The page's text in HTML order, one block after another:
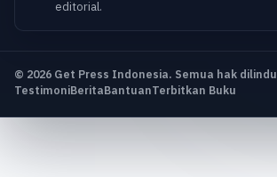
editorial.
© 2026 Get Press Indonesia. Semua hak
TestimoniBeritaBantuanTerbitkan Buku